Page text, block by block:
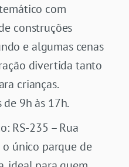
com
construções
e algumas cenas
divertida tanto
crianças.
9h às 17h.
RS-235 – Rua
o único parque de